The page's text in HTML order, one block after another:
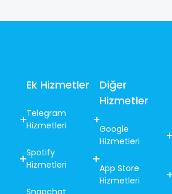
Ek Hizmetler
Telegram
Hizmetleri
Spotify
Hizmetleri
Diğer
Hizmetler
Google
Hizmetleri
App Store
Hizmetleri